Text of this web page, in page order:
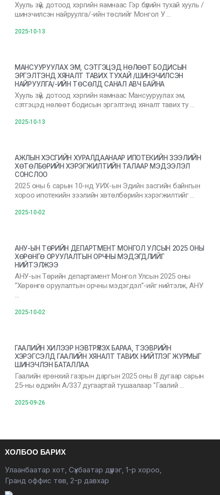
Хууль зүй, дотоод хэргийн яамнаас Гэр бүлийн тухай хууль /
шинэчилсэн найруулга/-ийн төслийг Монгол У …
2025-10-13
МАНСУУРУУЛАХ ЭМ, СЭТГЭЦЭД НӨЛӨӨТ БОДИСЫН
ЭРГЭЛТЭНД ХЯНАЛТ ТАВИХ ТУХАЙ /ШИНЭЧИЛСЭН
НАЙРУУЛГА/-ИЙН ТӨСӨЛД САНАЛ АВЧ БАЙНА
Хууль зүй, дотоод хэргийн яамнаас Мансууруулах эм,
сэтгэцэд нөлөөт бодисын эргэлтэнд хяналт тавих ту …
2025-10-13
АЖЛЫН ХЭСГИЙН ХУРАЛДААНААР ИПОТЕКИЙН ЗЭЭЛИЙН
ХӨТӨЛБӨРИЙН ХЭРЭГЖИЛТИЙН ТАЛААР МЭДЭЭЛЭЛ
СОНСЛОО
2025 оны 6 сарын 10-нд УИХ-ын Эдийн засгийн байнгын
хороо ипотекийн зээлийн хөтөлбөрийн хэрэгжилтийг …
2025-10-02
АНУ-ЫН ТӨРИЙН ДЕПАРТМЕНТ МОНГОЛ УЛСЫН 2025 ОНЫ
ХӨРӨНГӨ ОРУУЛАЛТЫН ОРЧНЫ МЭДЭГДЛИЙГ
НИЙТЭЛЖЭЭ
АНУ-ын Төрийн департамент Монгол Улсын 2025 оны
“Хөрөнгө оруулалтын орчны мэдэгдэл”-ийг нийтэлж, АНУ
…
2025-10-02
ГААЛИЙН ХИЛЭЭР НЭВТРҮҮЛЭХ БАРАА, ТЭЭВРИЙН
ХЭРЭГСЭЛД ГААЛИЙН ХЯНАЛТ ТАВИХ НИЙТЛЭГ ЖУРМЫГ
ШИНЭЧЛЭН БАТАЛЛАА
Гаалийн ерөнхий газрын даргын 2025 оны 8 дугаар сарын
25-ны өдрийн А/337 дугаартай тушаалаар “Гаалий …
2025-09-26
ХОЛБОО БАРИХ
Улаанбаатар хот, Сүхбаатар дүүрэг, 1-р хороо,
Гранд оффис төв, 2-р давхар